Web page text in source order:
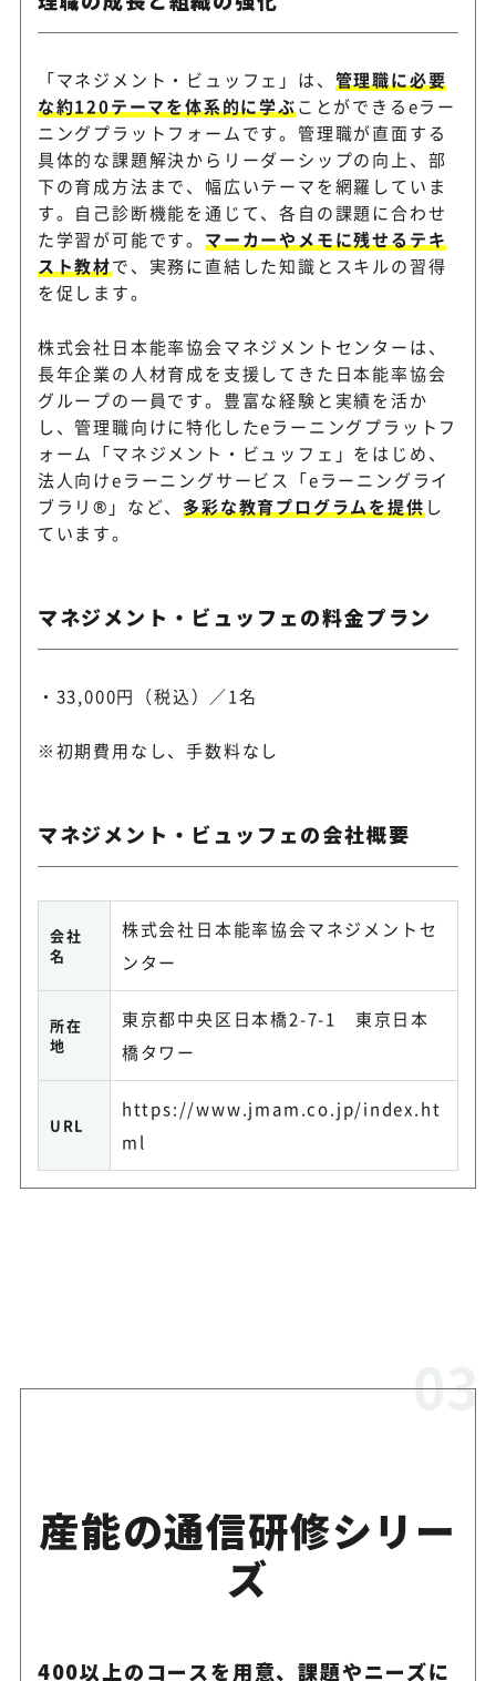
「マネジメント・ビュッフェ」は、 管理職に必要
な約120テーマを体系的に学ぶことができるeラー
ニングプラットフォームです。管理職が直面する
具体的な課題解決からリーダーシップの向上、部
下の育成方法まで、幅広いテーマを網羅していま
す。自己診断機能を通じて、各自の課題に合わせ
た学習が可能です。 マーカーやメモに残せるテキ
スト教材で、実務に直結した知識とスキルの習得
を促します。
株式会社日本能率協会マネジメントセンターは、
長年企業の人材育成を支援してきた日本能率協会
グループの一員です。豊富な経験と実績を活か
し、管理職向けに特化したeラーニングプラットフ
ォーム「マネジメント・ビュッフェ」をはじめ、
法人向けeラーニングサービス「eラーニングライ
ブラリ®」など、 多彩な教育プログラムを提供 し
ています。
マネジメント・ビュッフェの料金プラン
・33,000円（税込）／1名
※初期費用なし、手数料なし
マネジメント・ビュッフェの会社概要
会社
名
株式会社日本能率協会マネジメントセ
ンター
所在
地
東京都中央区日本橋2-7-1 東京日本
橋タワー
URL
https://www.jmam.co.jp/index.ht
ml
産能の通信研修シリー
ズ
400以上のコースを用意、課題やニーズに